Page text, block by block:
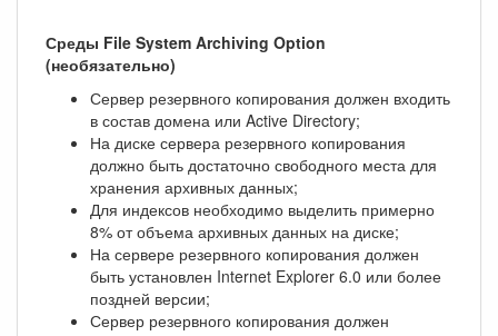
Среды File System Archiving Option
(необязательно)
Сервер резервного копирования должен входить
в состав домена или Active Directory;
На диске сервера резервного копирования
должно быть достаточно свободного места для
хранения архивных данных;
Для индексов необходимо выделить примерно
8% от объема архивных данных на диске;
На сервере резервного копирования должен
быть установлен Internet Explorer 6.0 или более
поздней версии;
Сервер резервного копирования должен